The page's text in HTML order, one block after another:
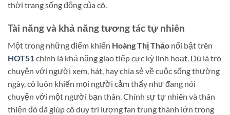
thời trang sống động của cô.
Tài năng và khả năng tương tác tự nhiên
Một trong những điểm khiến Hoàng Thị Thảo nổi bật trên
HOT51chính là khả năng giao tiếp cực kỳ linh hoạt. Dù là trò
chuyện với người xem, hát, hay chia sẻ về cuộc sống thường
ngày, cô luôn khiến mọi người cảm thấy như đang nói
chuyện với một người bạn thân. Chính sự tự nhiên và thân
thiện đó đã giúp cô duy trì lượng fan trung thành lớn trong